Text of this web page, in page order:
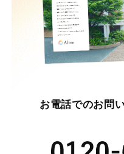
お電話でのお問